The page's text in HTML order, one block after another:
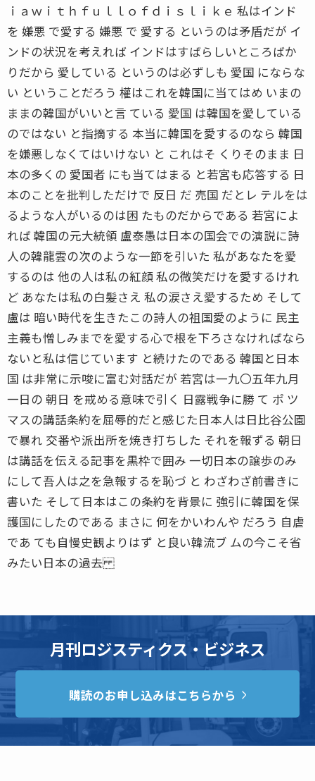
ｉａｗｉｔｈｆｕｌｌｏｆｄｉｓｌｉｋｅ 私はインド
を 嫌悪 で愛する 嫌悪 で 愛する というのは矛盾だが イ
ンドの状況を考えれば インドはすばらしいところばか
りだから 愛している というのは必ずしも 愛国 にならな
い ということだろう 權はこれを韓国に当てはめ いまの
ままの韓国がいいと言 ている 愛国 は韓国を愛している
のではない と指摘する 本当に韓国を愛するのなら 韓国
を嫌悪しなくてはいけない と これはそ くりそのまま 日
本の多くの 愛国者 にも当てはまる と若宮も応答する 日
本のことを批判しただけで 反日 だ 売国 だとレ テルをは
るような人がいるのは困 たものだからである 若宮によ
れば 韓国の元大統領 盧泰愚は日本の国会での演説に詩
人の韓龍雲の次のような一節を引いた 私があなたを愛
するのは 他の人は私の紅顔 私の微笑だけを愛するけれ
ど あなたは私の白髪さえ 私の涙さえ愛するため そして
盧は 暗い時代を生きたこの詩人の祖国愛のように 民主
主義も憎しみまでを愛する心で根を下ろさなければなら
ないと私は信じています と続けたのである 韓国と日本
国 は非常に示唆に富む対話だが 若宮は一九〇五年九月
一日の 朝日 を戒める意味で引く 日露戦争に勝 て ポ ツ
マスの講話条約を屈辱的だと感じた日本人は日比谷公園
で暴れ 交番や派出所を焼き打ちした それを報ずる 朝日
は講話を伝える記事を黒枠で囲み 一切日本の譲歩のみ
にして吾人は之を急報するを恥づ と わざわざ前書きに
書いた そして日本はこの条約を背景に 強引に韓国を保
護国にしたのである まさに 何をかいわんや だろう 自虐
であ ても自慢史観よりはず と良い韓流ブ ムの今こそ省
みたい日本の過去
月刊ロジスティクス・ビジネス
購読のお申し込みはこちらから